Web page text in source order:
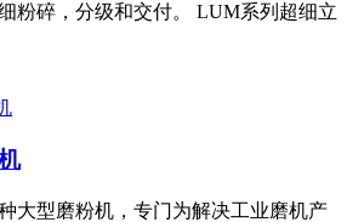
粉碎，分级和交付。 LUM系列超细立
大型磨粉机，专门为解决工业磨机产